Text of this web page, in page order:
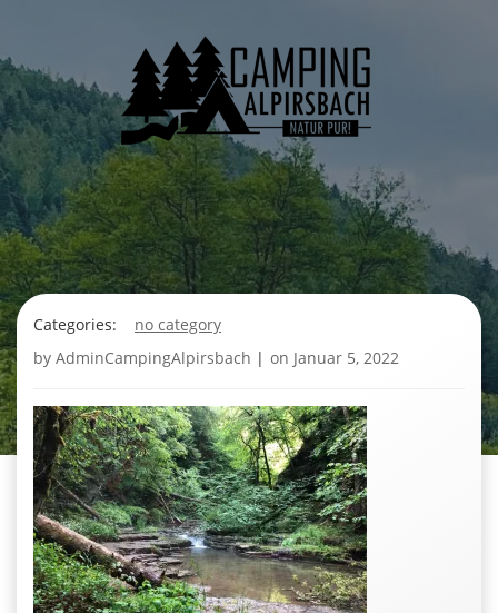
Categories:
no category
by AdminCampingAlpirsbach | on Januar 5, 2022